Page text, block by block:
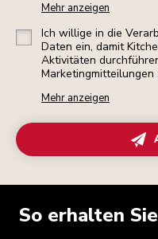
Mehr anzeigen
Ich willige in die
Daten ein, damit
Aktivitäten
Marketingmitteilungen
Mehr anzeigen
So erhalten